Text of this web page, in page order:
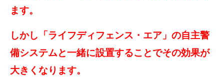
ます。
しかし「ライフディフェンス・エア」の自主警
備システムと一緒に設置することでその効果が
大きくなります。